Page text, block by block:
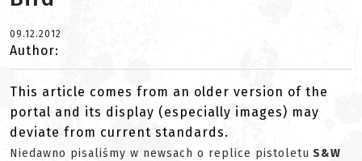
09.12.2012
Author:
This article comes from an older version of the
portal and its display (especially images) may
deviate from current standards.
Niedawno pisaliśmy w newsach o replice pistoletu S&W